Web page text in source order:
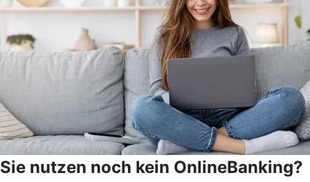
Sie nutzen noch kein OnlineBanking?